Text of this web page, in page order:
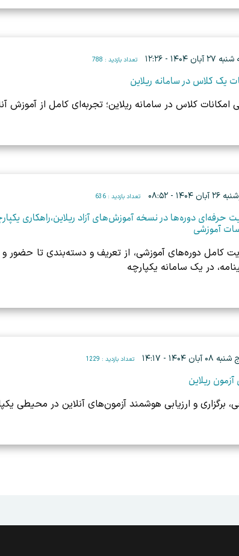
۱۴۰۴ - ۱۲:۲۶ تعداد بازدید : 788
یک کلاس در سامانه ریلاین
امکانات کلاس در سامانه ریلاین؛ تجربه‌ای کامل از آموزش
۱۴۰۴ - ۰۸:۵۲ تعداد بازدید : 636
حرفه‌ای دوره‌ها در نسخه آموزش‌های آزاد ریلاین،راهکاری
آموزشی
کامل دوره‌های آموزشی، از تعریف و دسته‌بندی تا حضور
در یک سامانه یکپارچه
آبان ۱۴۰۴ - ۱۴:۱۷ تعداد بازدید : 1229
آزمون ریلاین
برگزاری و ارزیابی هوشمند آزمون‌های آنلاین در محیطی